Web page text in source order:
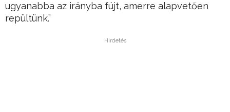
ugyanabba az irányba fújt, amerre alapvetően
repültünk.”
Hirdetés